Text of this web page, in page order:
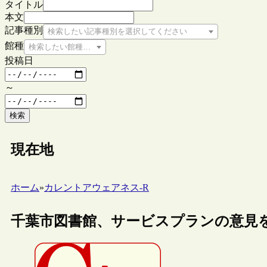
タイトル
本文
記事種別
検索したい記事種別を選択してください
館種 検索したい館種を選択してください
投稿日
～
検索
現在地
ホーム»カレントアウェアネス-R
千葉市図書館、サービスプランの意見